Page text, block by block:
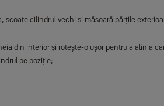
cilindrul vechi și măsoară părțile
din interior și rotește-o ușor pentru a alinia
pe poziție;